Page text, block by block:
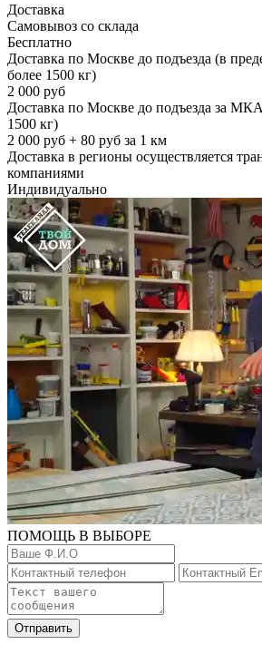
Доставка
Самовывоз со склада
Бесплатно
Доставка по Москве до подъезда (в
более 1500 кг)
2 000 руб
Доставка по Москве до подъезда за
1500 кг)
2 000 руб + 80 руб за 1 км
Доставка в регионы осуществляется
компаниями
Индивидуально
ПОМОЩЬ В ВЫБОРЕ
Отправить